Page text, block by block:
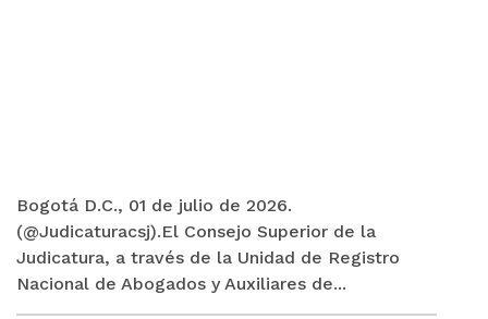
Bogotá D.C., 01 de julio de 2026.
(@Judicaturacsj).El Consejo Superior de la
Judicatura, a través de la Unidad de Registro
Nacional de Abogados y Auxiliares de...